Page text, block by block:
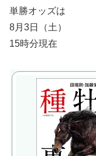
単勝オッズは
8月3日（土）
15時分現在